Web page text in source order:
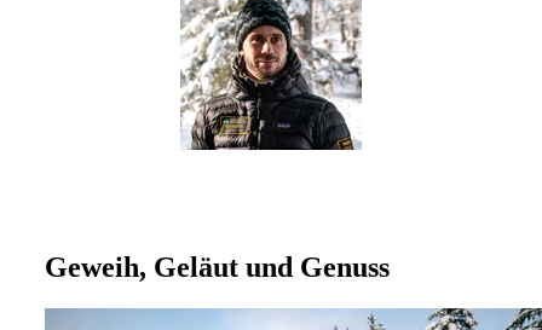
Geweih, Geläut und Genuss